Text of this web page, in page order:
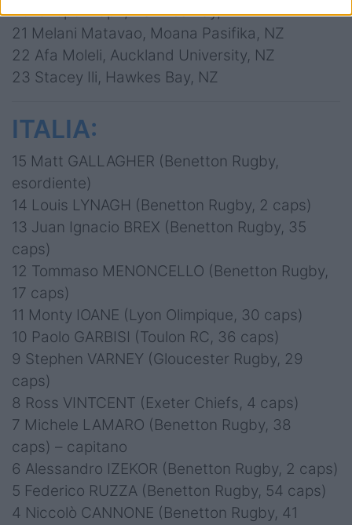
20 Iakopo Mapu, Hawkes Bay, NZ
21 Melani Matavao, Moana Pasifika, NZ
22 Afa Moleli, Auckland University, NZ
23 Stacey Ili, Hawkes Bay, NZ
ITALIA:
15 Matt GALLAGHER (Benetton Rugby,
esordiente)
14 Louis LYNAGH (Benetton Rugby, 2 caps)
13 Juan Ignacio BREX (Benetton Rugby, 35
caps)
12 Tommaso MENONCELLO (Benetton Rugby,
17 caps)
11 Monty IOANE (Lyon Olimpique, 30 caps)
10 Paolo GARBISI (Toulon RC, 36 caps)
9 Stephen VARNEY (Gloucester Rugby, 29
caps)
8 Ross VINTCENT (Exeter Chiefs, 4 caps)
7 Michele LAMARO (Benetton Rugby, 38
caps) – capitano
6 Alessandro IZEKOR (Benetton Rugby, 2 caps)
5 Federico RUZZA (Benetton Rugby, 54 caps)
4 Niccolò CANNONE (Benetton Rugby, 41